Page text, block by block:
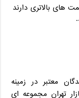
های بالاتری دارند
معتبر در زمینه
تهران مجموعه ای